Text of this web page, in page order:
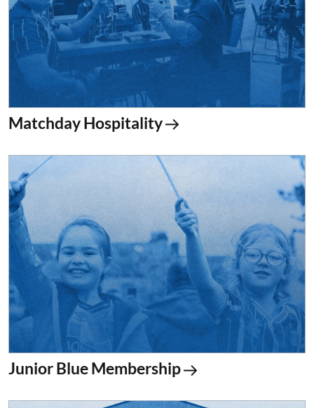
Matchday Hospitality
Junior Blue Membership